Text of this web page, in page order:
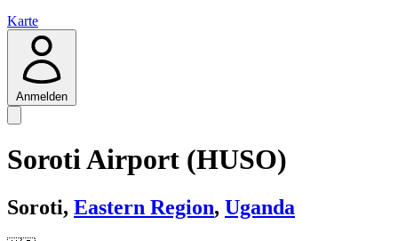
Karte
Anmelden
Soroti Airport (HUSO)
Soroti, Eastern Region, Uganda